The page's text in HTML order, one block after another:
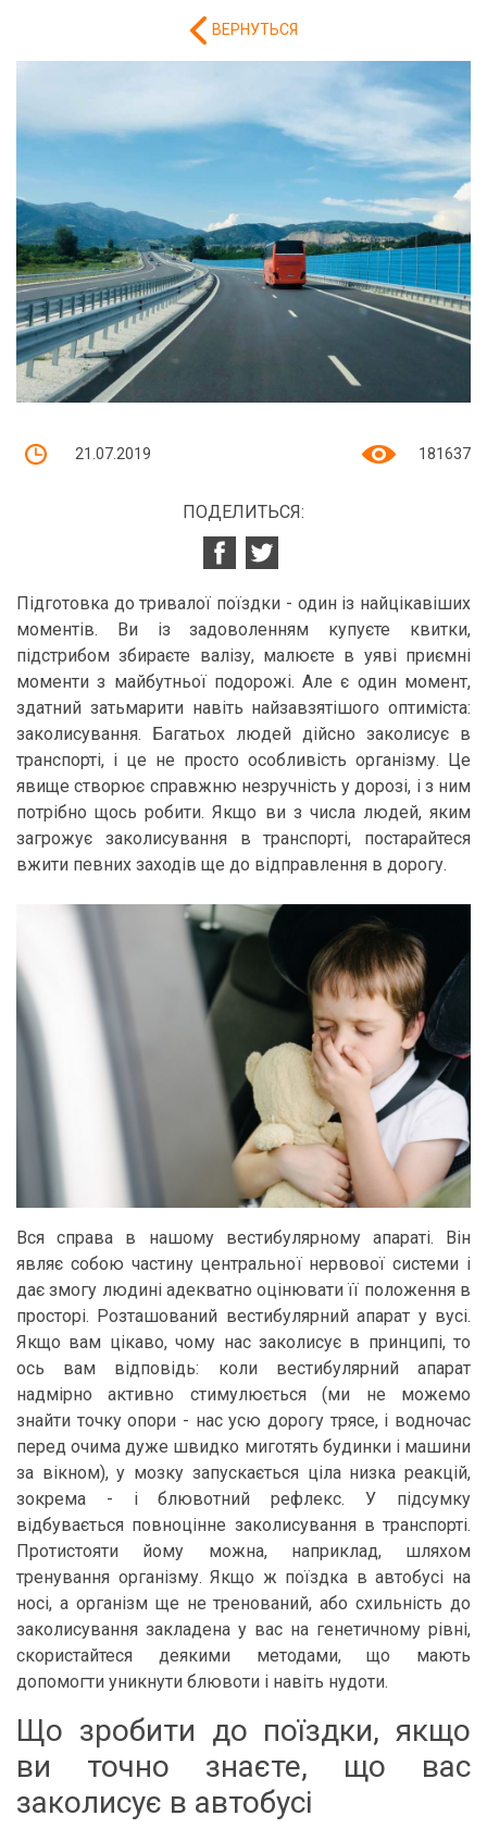
ВЕРНУТЬСЯ
21.07.2019 181637
ПОДЕЛИТЬСЯ:
Підготовка до тривалої поїздки - один із найцікавіших
моментів. Ви із задоволенням купуєте квитки,
підстрибом збираєте валізу, малюєте в уяві приємні
моменти з майбутньої подорожі. Але є один момент,
здатний затьмарити навіть найзавзятішого оптиміста:
заколисування. Багатьох людей дійсно заколисує в
транспорті, і це не просто особливість організму. Це
явище створює справжню незручність у дорозі, і з ним
потрібно щось робити. Якщо ви з числа людей, яким
загрожує заколисування в транспорті, постарайтеся
вжити певних заходів ще до відправлення в дорогу.
Вся справа в нашому вестибулярному апараті. Він
являє собою частину центральної нервової системи і
дає змогу людині адекватно оцінювати її положення в
просторі. Розташований вестибулярний апарат у вусі.
Якщо вам цікаво, чому нас заколисує в принципі, то
ось вам відповідь: коли вестибулярний апарат
надмірно активно стимулюється (ми не можемо
знайти точку опори - нас усю дорогу трясе, і водночас
перед очима дуже швидко миготять будинки і машини
за вікном), у мозку запускається ціла низка реакцій,
зокрема - і блювотний рефлекс. У підсумку
відбувається повноцінне заколисування в транспорті.
Протистояти йому можна, наприклад, шляхом
тренування організму. Якщо ж поїздка в автобусі на
носі, а організм ще не тренований, або схильність до
заколисування закладена у вас на генетичному рівні,
скористайтеся деякими методами, що мають
допомогти уникнути блювоти і навіть нудоти.
Що зробити до поїздки, якщо
ви точно знаєте, що вас
заколисує в автобусі